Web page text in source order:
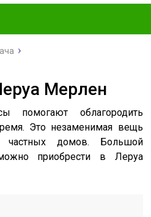
Мерлен
помогают облагородить
Это незаменимая вещь
частных домов. Большой
приобрести в Леруа